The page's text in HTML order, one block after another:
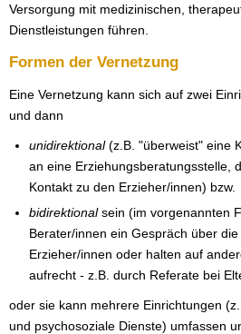
Versorgung mit medizinischen,
Dienstleistungen führen.
Formen der Vernetzung
Eine Vernetzung kann sich auf zwei
und dann
unidirektional(z.B. "überweist" eine
an eine Erziehungsberatungsstelle,
Kontakt zu den Erzieher/innen) bzw.
bidirektionalsein (im vorgenannten
Berater/innen ein Gespräch über
Erzieher/innen oder halten auf
aufrecht - z.B. durch Referate bei
oder sie kann mehrere Einrichtungen
und psychosoziale Dienste) umfassen